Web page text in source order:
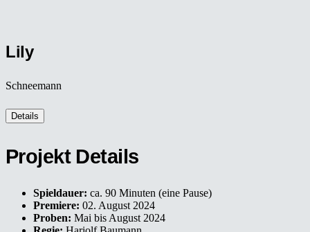
Lily
Schneemann
Details
Projekt Details
Spieldauer: ca. 90 Minuten (eine Pause)
Premiere: 02. August 2024
Proben: Mai bis August 2024